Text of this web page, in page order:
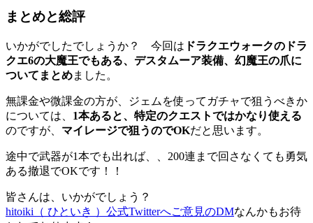
まとめと総評
いかがでしたでしょうか？ 今回は ドラクエウォークのドラ
クエ6の大魔王でもある、デスタムーア装備、幻魔王の爪に
ついてまとめました。
無課金や微課金の方が、ジェムを使ってガチャで狙うべきか
については、 1本あると、特定のクエストではかなり使える
のですが、 マイレージで狙うのでOKだと思います。
途中で武器が1本でも出れば、、200連まで回さなくても勇気
ある撤退でOKです！！
皆さんは、いかがでしょう？
hitoiki（ ひといき ）公式Twitterへご意見のDMなんかもお待